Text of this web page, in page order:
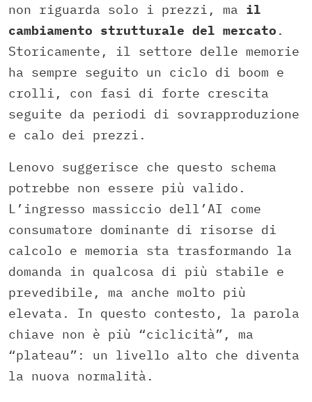
non riguarda solo i prezzi, ma il
cambiamento strutturale del mercato .
Storicamente, il settore delle memorie
ha sempre seguito un ciclo di boom e
crolli, con fasi di forte crescita
seguite da periodi di sovrapproduzione
e calo dei prezzi.
Lenovo suggerisce che questo schema
potrebbe non essere più valido.
L’ingresso massiccio dell’AI come
consumatore dominante di risorse di
calcolo e memoria sta trasformando la
domanda in qualcosa di più stabile e
prevedibile, ma anche molto più
elevata. In questo contesto, la parola
chiave non è più “ciclicità”, ma
“plateau”: un livello alto che diventa
la nuova normalità.